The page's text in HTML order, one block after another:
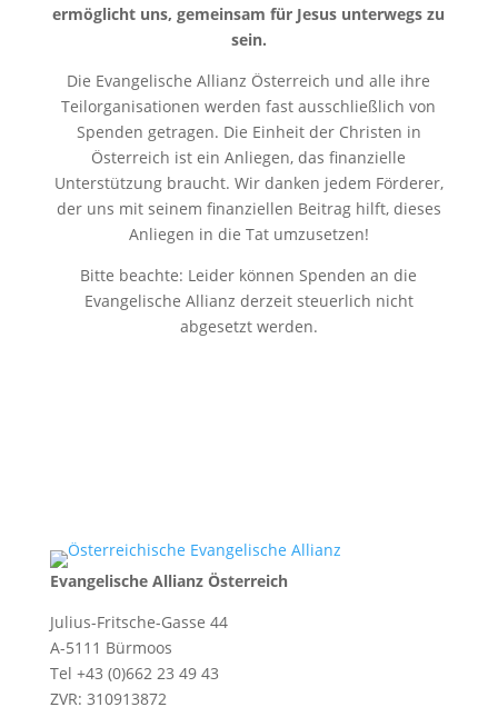
ermöglicht uns, gemeinsam für Jesus unterwegs zu
sein.
Die Evangelische Allianz Österreich und alle ihre
Teilorganisationen werden fast ausschließlich von
Spenden getragen. Die Einheit der Christen in
Österreich ist ein Anliegen, das finanzielle
Unterstützung braucht. Wir danken jedem Förderer,
der uns mit seinem finanziellen Beitrag hilft, dieses
Anliegen in die Tat umzusetzen!
Bitte beachte: Leider können Spenden an die
Evangelische Allianz derzeit steuerlich nicht
abgesetzt werden.
Evangelische Allianz Österreich
Julius-Fritsche-Gasse 44
A-5111 Bürmoos
Tel +43 (0)662 23 49 43
ZVR: 310913872